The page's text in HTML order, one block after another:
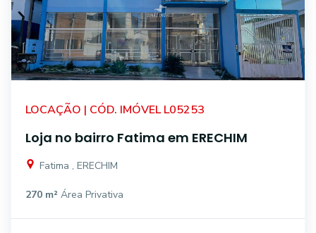
LOCAÇÃO | CÓD. IMÓVEL L05253
Loja no bairro Fatima em ERECHIM
Fatima , ERECHIM
270 m² Área Privativa